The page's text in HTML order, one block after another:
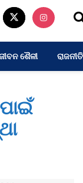
ଶୈଳୀ ରାଜନୀତି